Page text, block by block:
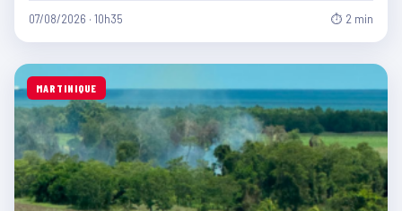
07/08/2026 · 10h35 ⏱ 2 min
MARTINIQUE